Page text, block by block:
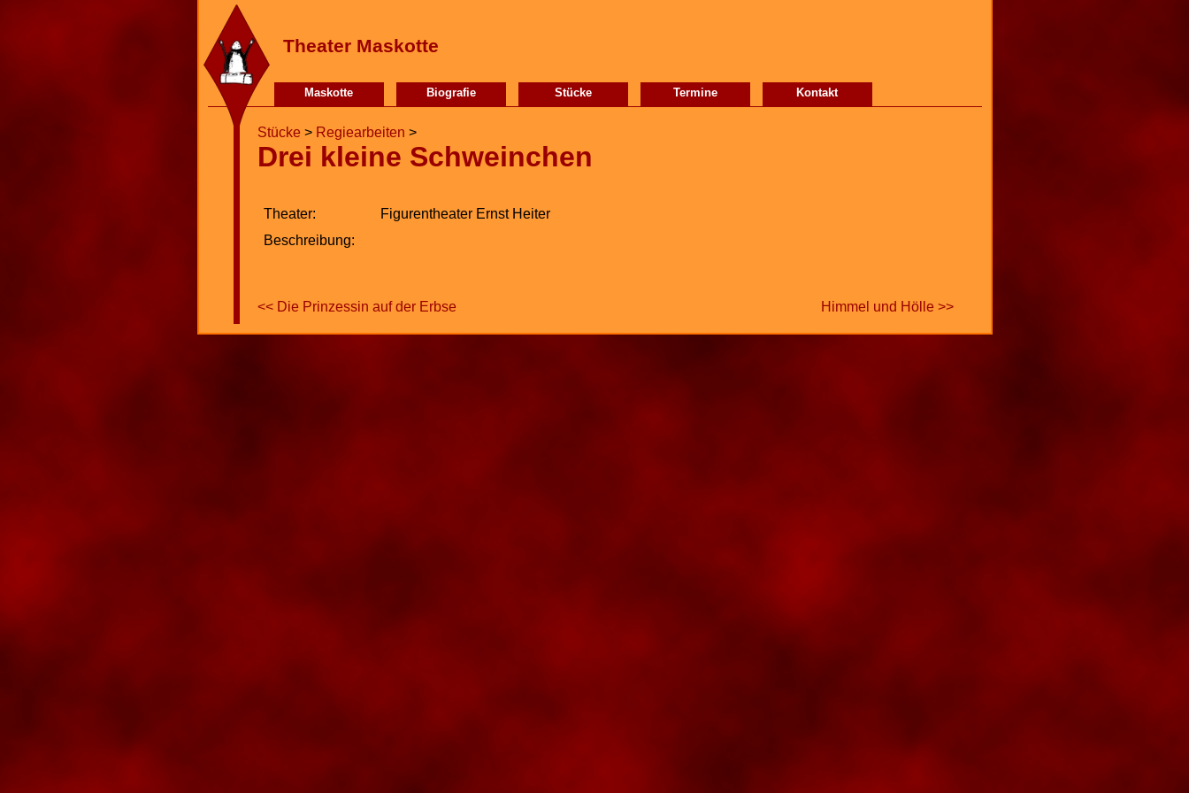
Theater Maskotte
Maskotte Biografie Stücke Termine Kontakt
Stücke> Regiearbeiten >
Drei kleine Schweinchen
Theater:
Figurentheater Ernst Heiter
Beschreibung:
<< Die Prinzessin auf der Erbse Himmel und Hölle >>